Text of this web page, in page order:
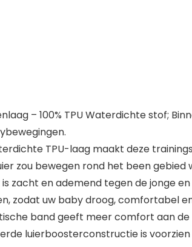
– 100% TPU Waterdichte stof;
TPU-laag maakt deze
zou bewegen rond het been
zacht en ademend tegen de jonge
zodat uw baby droog, comfortabel
band geeft meer comfort aan
luierboosterconstructie is